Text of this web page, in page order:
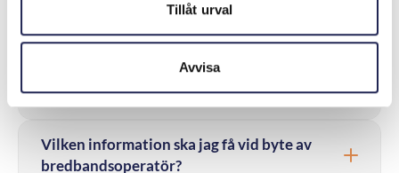
Tillåt urval
Avvisa
Vad är viktigt att veta när jag byter
internetleverantör?
Vilken information ska jag få vid byte av
bredbandsoperatör?